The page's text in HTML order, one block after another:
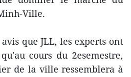
Ville.
que JLL, les experts ont
cours du 2esemestre,
de la ville ressemblera à